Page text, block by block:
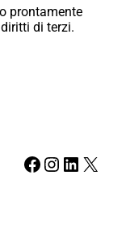
prontamente
di terzi.
Facebook Instagram LinkedIn X